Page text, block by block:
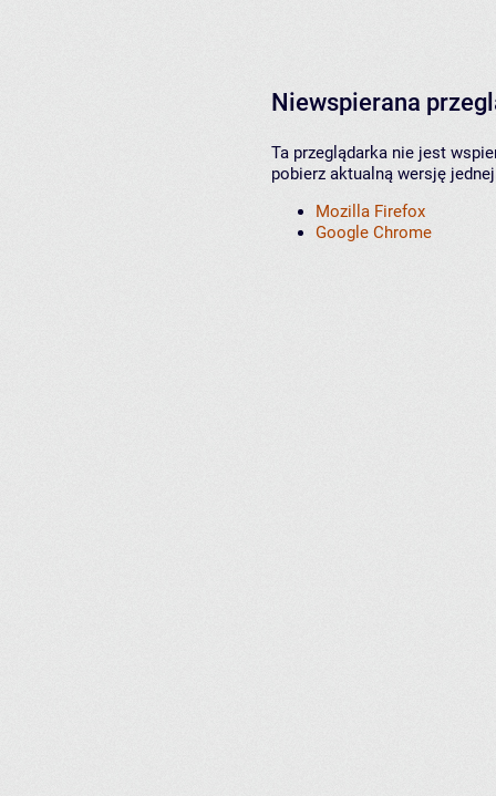
Niewspierana
Ta przeglądarka nie jest
pobierz aktualną wersję
Mozilla Firefox
Google Chrome